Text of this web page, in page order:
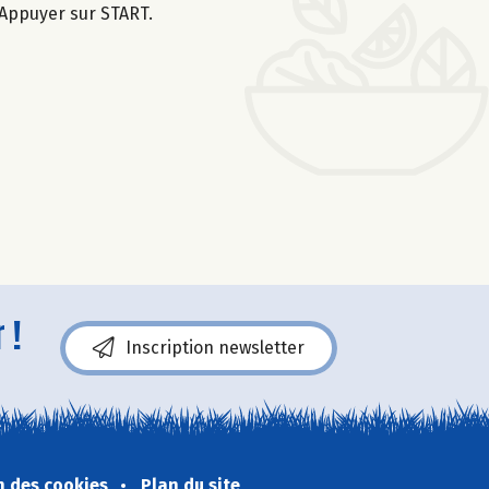
sur START.
! Inscription newsletter